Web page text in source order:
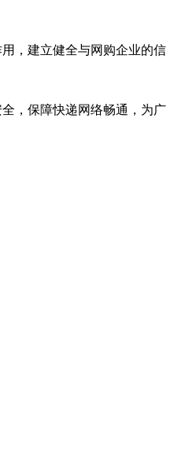
，建立健全与网购企业的信
，保障快递网络畅通，为广